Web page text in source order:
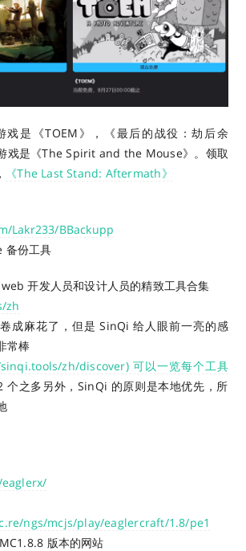
戏是《TOEM》，《最后的战役：劫后余
戏是《The Spirit and the Mouse》。 领取
， 《The Last Stand: Aftermath》
Lakr233/BBackupp
备份工具
开发人员和设计人员的精致工具合集
zh
成麻花了，但是 SinQi 给人眼前一亮的感
常棒
zh/discover) 可以一览每个工具
个之多另外，SinQi 的原则是本地优先，所
ngs/mcjs/play/eaglercraft/1.8/pe1
版本的网站